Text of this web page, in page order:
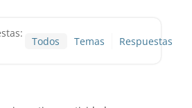
Todos Temas Respuestas